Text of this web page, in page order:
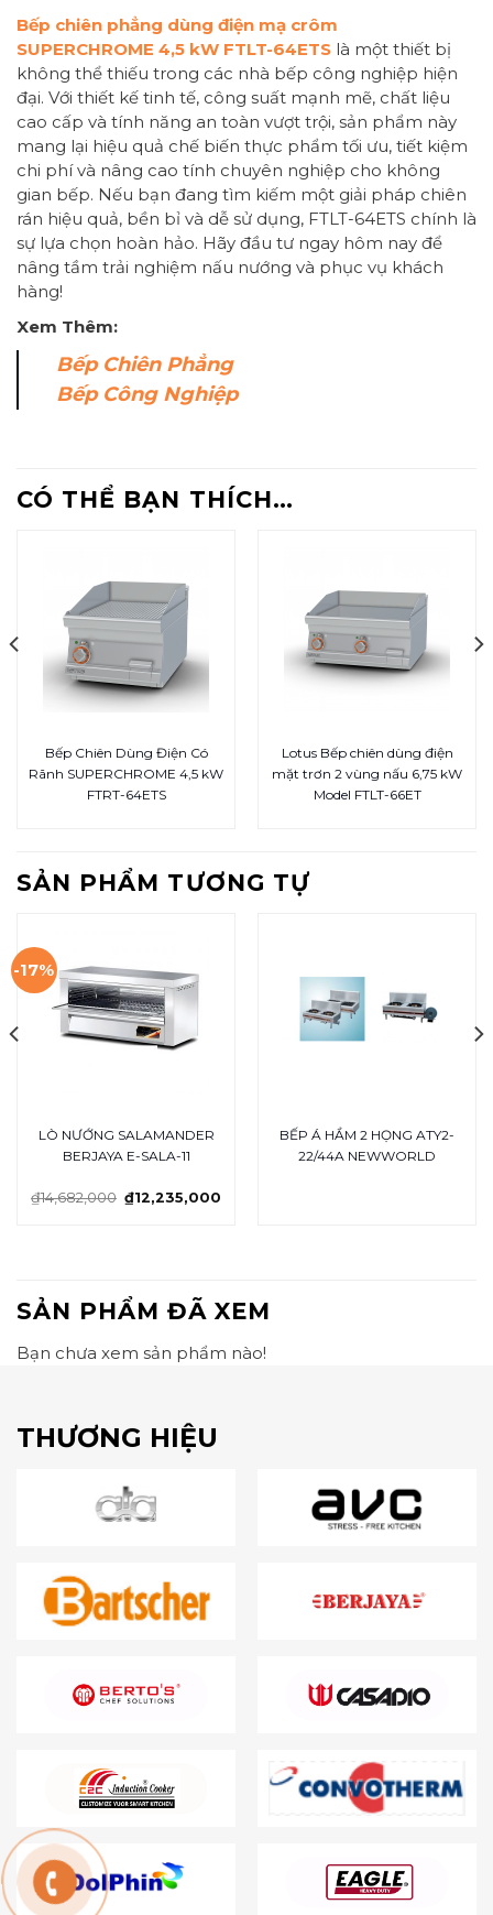
Bếp chiên phẳng dùng điện mạ crôm
SUPERCHROME 4,5 kW FTLT-64ETS là một thiết bị
không thể thiếu trong các nhà bếp công nghiệp hiện
đại. Với thiết kế tinh tế, công suất mạnh mẽ, chất liệu
cao cấp và tính năng an toàn vượt trội, sản phẩm này
mang lại hiệu quả chế biến thực phẩm tối ưu, tiết kiệm
chi phí và nâng cao tính chuyên nghiệp cho không
gian bếp. Nếu bạn đang tìm kiếm một giải pháp chiên
rán hiệu quả, bền bỉ và dễ sử dụng, FTLT-64ETS chính là
sự lựa chọn hoàn hảo. Hãy đầu tư ngay hôm nay để
nâng tầm trải nghiệm nấu nướng và phục vụ khách
hàng!
Xem Thêm:
Bếp Chiên Phẳng
Bếp Công Nghiệp
CÓ THỂ BẠN THÍCH…
Bếp Chiên Dùng Điện Có
Rãnh SUPERCHROME 4,5 kW
FTRT-64ETS
Lotus Bếp chiên dùng điện
mặt trơn 2 vùng nấu 6,75 kW
Model FTLT-66ET
SẢN PHẨM TƯƠNG TỰ
-17%
LÒ NƯỚNG SALAMANDER
BERJAYA E-SALA-11
₫14,682,000 ₫12,235,000
BẾP Á HẦM 2 HỌNG ATY2-
22/44A NEWWORLD
SẢN PHẨM ĐÃ XEM
Bạn chưa xem sản phẩm nào!
THƯƠNG HIỆU